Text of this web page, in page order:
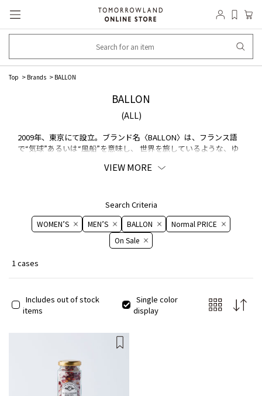
Top Brands BALLON
BALLON
(ALL)
2009年、東京にて設立。ブランド名〈BALLON〉は、フランス語
で“気球”あるいは“風船”を意味し、 世界を旅しているような、ゆ
す。設立以来、長い時間かけて現在に残り続ける「アンティーク」
のように精巧な石膏のアロマオーナメントは高い評価を受けてお
り、日本国内だけでなく フランス、台湾、香港、中国、イギリ
ス、北米など海外へも展開中。そのデザイン性とクオリティは、
パリのColetteやミラノの10 Corso Comoなど、 世界中の有名セレ
クトショップからも注目を集めています。また、2015年にコラボ
レーションラインの 『Bibliotheque Blanche by BALLON』を発
品が語る王妃の真実”や Christian Dior生誕70周年記念のエキシビ
世界のファッションセレクトブランドやパリコレクションブラン
ドなどとのコラボレーションを発表するなど、 様々な分野とのコ
VIEW MORE
Search Criteria
WOMEN’S MEN’S BALLON
Normal PRICE
On ​​Sale​​
1 cases
Includes out of stock
items
Single color
display